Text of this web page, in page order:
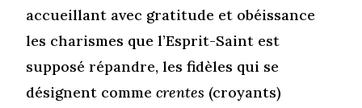
accueillant avec gratitude et obéissance
les charismes que l’Esprit-Saint est
supposé répandre, les fidèles qui se
désignent commecrentes (croyants)